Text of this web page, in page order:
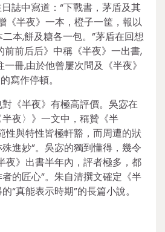
誌中寫道：“下戰書，茅盾及其
《半夜》一本，橙子一筐，報以
本,餅及糖各一包。”茅盾在回想
前前后后》中稱《半夜》一出書,
冊,由於他曾屢次問及《半夜》
的寫作停頓。
《半夜》有極高評價。吳宓在
半夜〉》一文中，稱贊《半
性與特性皆極軒豁，而周遭的狀
進妙”。吳宓的獨到懂得，幾令
夜》出書半年內，評者極多，都
的匠心”。朱自清撰文確定《半
“真能表示時期”的長篇小說。